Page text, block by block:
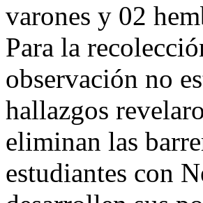
varones y 02
Para la
observación no
hallazgos
eliminan las
estudiantes con